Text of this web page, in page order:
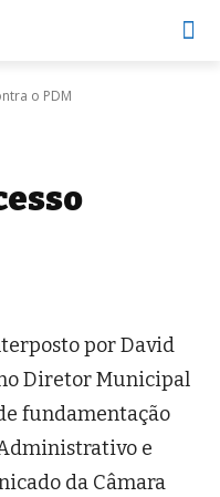
o PDM
por David
Diretor Municipal
fundamentação
e
da Câmara